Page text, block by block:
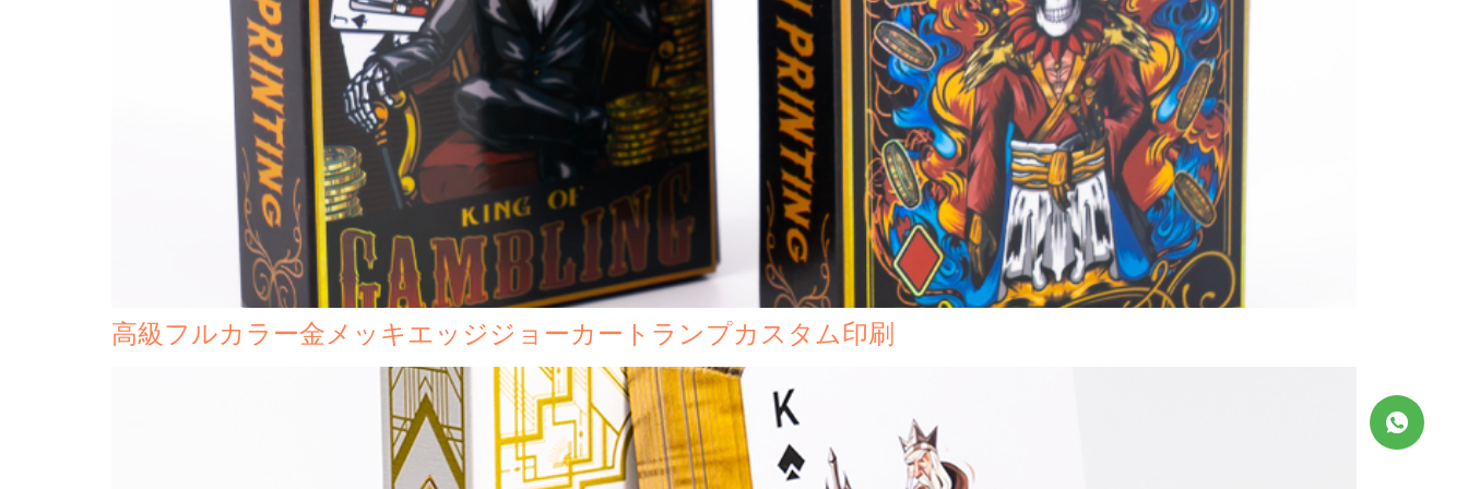
高級フルカラー金メッキエッジジョーカートランプカスタム印刷